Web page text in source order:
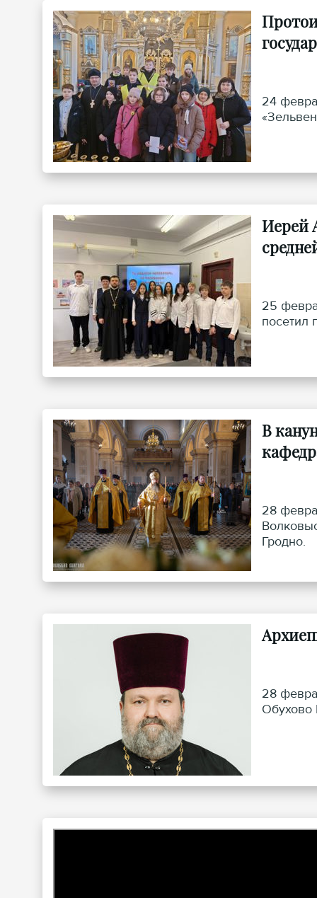
24
Иерей
25
посетил
В
28
Гродно.
28
Обухово